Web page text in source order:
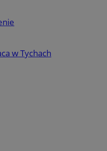
w Tychach